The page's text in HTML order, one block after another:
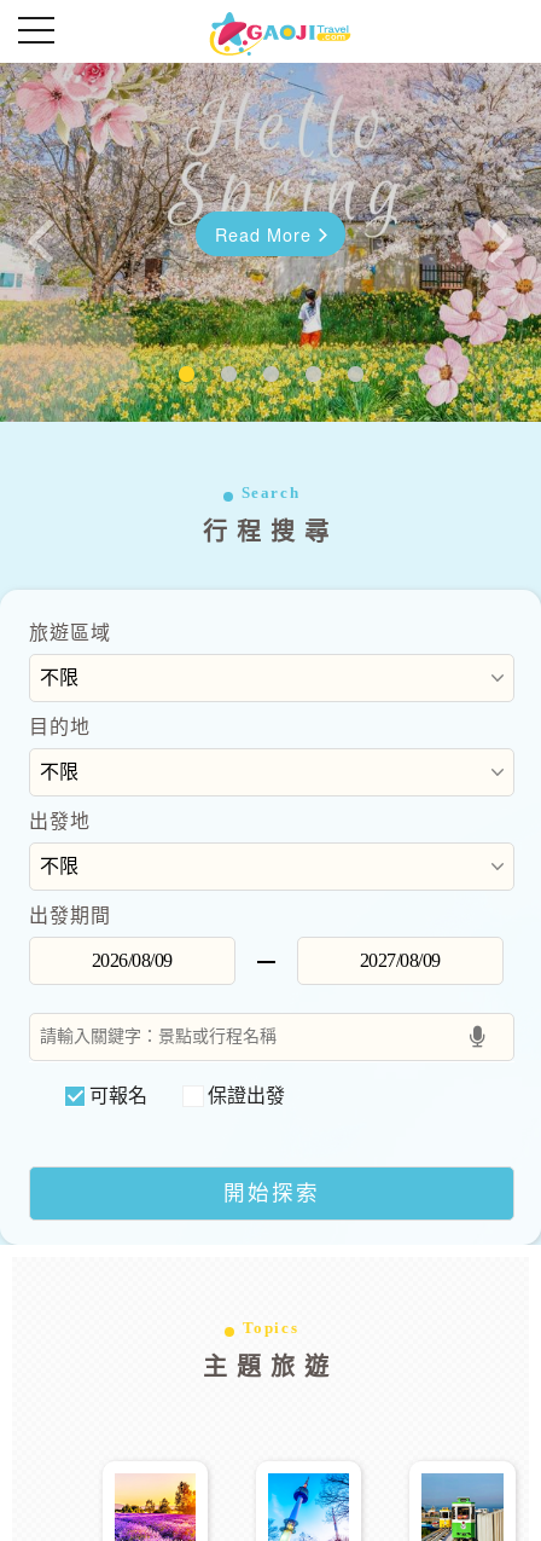
Read More
Read More
往前 往後
Search
行程搜尋
旅遊區域
目的地
出發地
出發期間
可報名 保證出發
Topics
主題旅遊